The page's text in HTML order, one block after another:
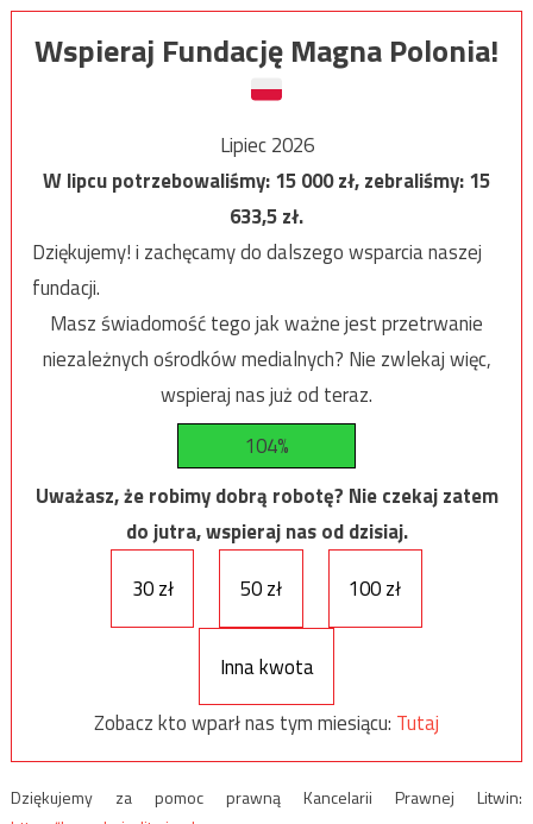
Wspieraj Fundację Magna Polonia!
Lipiec 2026
W lipcu potrzebowaliśmy:15 000zł, zebraliśmy:15
633,5zł.
Dziękujemy! i zachęcamy do dalszego wsparcia naszej
fundacji.
Masz świadomość tego jak ważne jest przetrwanie
niezależnych ośrodków medialnych? Nie zwlekaj więc,
wspieraj nas już od teraz.
104%
Uważasz, że robimy dobrą robotę? Nie czekaj zatem
do jutra, wspieraj nas od dzisiaj.
30 zł
50 zł 100 zł
Inna kwota
Zobacz kto wparł nas tym miesiącu: Tutaj
Dziękujemy za pomoc prawną Kancelarii Prawnej Litwin: